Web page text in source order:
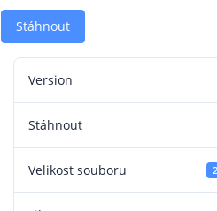
Stáhnout
Version
Stáhnout
Velikost souboru